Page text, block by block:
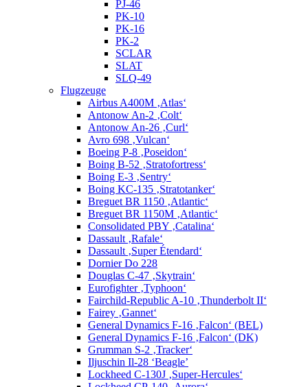
PJ-46
PK-10
PK-16
PK-2
SCLAR
SLAT
SLQ-49
Flugzeuge
Airbus A400M ‚Atlas‘
Antonow An-2 ‚Colt‘
Antonow An-26 ‚Curl‘
Avro 698 ‚Vulcan‘
Boeing P-8 ‚Poseidon‘
Boing B-52 ‚Stratofortress‘
Boing E-3 ‚Sentry‘
Boing KC-135 ‚Stratotanker‘
Breguet BR 1150 ‚Atlantic‘
Breguet BR 1150M ‚Atlantic‘
Consolidated PBY ‚Catalina‘
Dassault ‚Rafale‘
Dassault ‚Super Étendard‘
Dornier Do 228
Douglas C-47 ‚Skytrain‘
Eurofighter ‚Typhoon‘
Fairchild-Republic A-10 ‚Thunderbolt II‘
Fairey ‚Gannet‘
General Dynamics F-16 ‚Falcon‘ (BEL)
General Dynamics F-16 ‚Falcon‘ (DK)
Grumman S-2 ‚Tracker‘
Iljuschin Il-28 ‘Beagle’
Lockheed C-130J ‚Super-Hercules‘